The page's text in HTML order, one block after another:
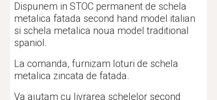
Dispunem in STOC permanent de schela
metalica fatada second hand model italian
si schela metalica noua model traditional
spaniol.
La comanda, furnizam loturi de schela
metalica zincata de fatada.
Va ajutam cu livrarea schelelor second